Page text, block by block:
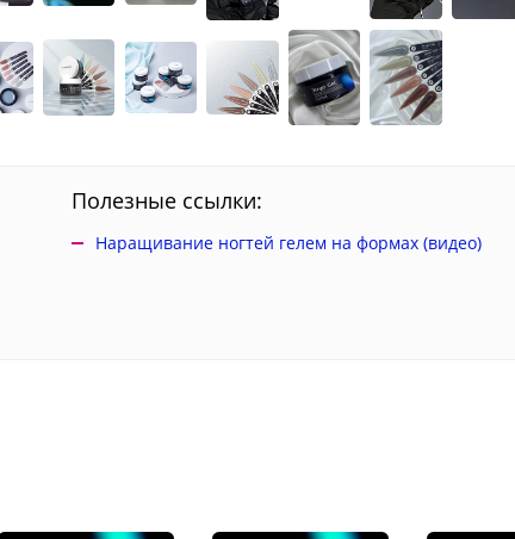
Полезные ссылки:
Наращивание ногтей гелем на формах (видео)